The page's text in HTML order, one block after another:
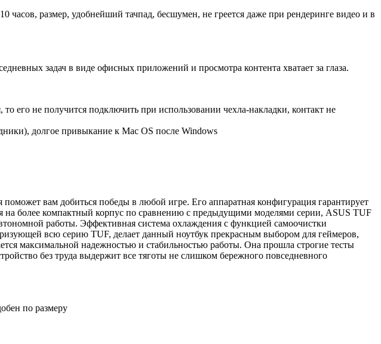
часов, размер, удобнейший тачпад, бесшумен, не греется даже при рендеринге видео и в
задач в виде офисных приложений и просмотра контента хватает за глаза.
его не получится подключить при использовании чехла-накладки, контакт не
долгое привыкание к Mac OS после Windows
вам добиться победы в любой игре. Его аппаратная конфигурация гарантирует
на более компактный корпус по сравнению с предыдущими моделями серии, ASUS TUF
работы. Эффективная система охлаждения с функцией самоочистки
всю серию TUF, делает данный ноутбук прекрасным выбором для геймеров,
максимальной надежностью и стабильностью работы. Она прошла строгие тесты
без труда выдержит все тяготы не слишком бережного повседневного
по размеру